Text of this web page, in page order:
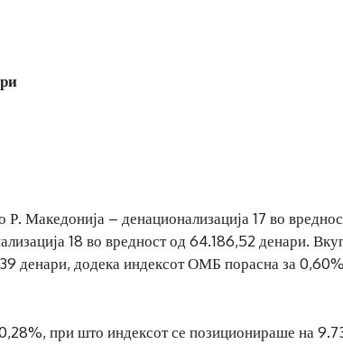
Македонија – денационализација 17 во
18 во вредност од 64.186,52 денари.
денари, додека индексот ОМБ порасна за
при што индексот се позиционираше на